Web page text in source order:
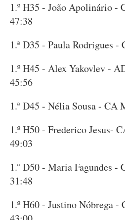
1.º H35 - João
47:38
1.ª D35 - Paula
1.º H45 - Alex Yakovlev
45:56
1.ª D45 - Nélia Sousa -
1.º H50 - Frederico
49:03
1.ª D50 - Maria Fagundes
31:48
1.º H60 - Justino Nóbrega